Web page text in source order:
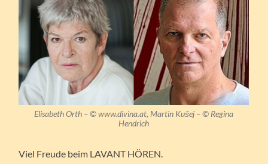
Elisabeth Orth –©www.divina.at, Martin Kušej –© Regina
Hendrich
Viel Freude beim LAVANT HÖREN.